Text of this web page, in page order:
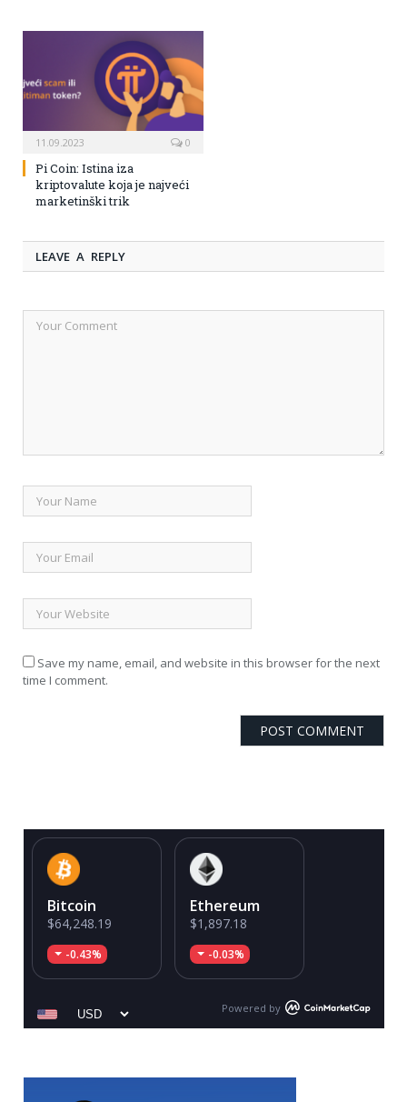
11.09.2023 0
Pi Coin: Istina iza
kriptovalute koja je najveći
marketinški trik
LEAVE A REPLY
Save my name, email, and website in this browser for the next
time I comment.
Bitcoin
$64,248.19
-0.43%
Ethereum
$1,897.18
-0.03%
Powered by